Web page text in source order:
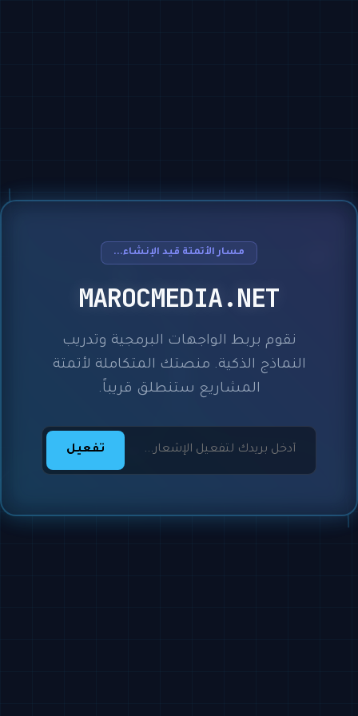
مسار الأتمتة قيد الإنشاء...
MAROCMEDIA.NET
نقوم بربط الواجهات البرمجية وتدريب
النماذج الذكية. منصتك المتكاملة لأتمتة
المشاريع ستنطلق قريباً.
تفعيل